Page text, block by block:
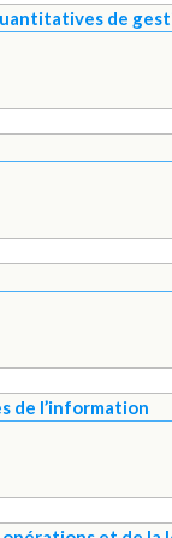
de
de l’information